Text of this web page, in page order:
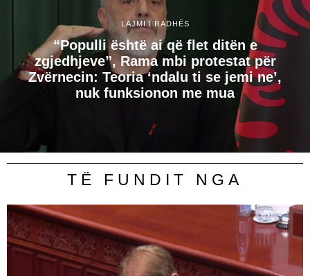
LAJMI I RADHËS
“Populli është ai që flet ditën e
zgjedhjeve”, Rama mbi protestat për
Zvërnecin: Teoria ‘ndalu ti se jemi ne’,
nuk funksionon me mua
TË FUNDIT NGA